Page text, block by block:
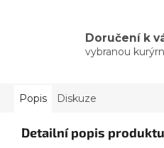
Doručení k
vybranou
Popis Diskuze
Detailní popis produktu